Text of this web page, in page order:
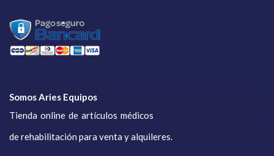
Somos Aries Equipos
Tienda online de artículos médicos
de rehabilitación para venta y alquileres.